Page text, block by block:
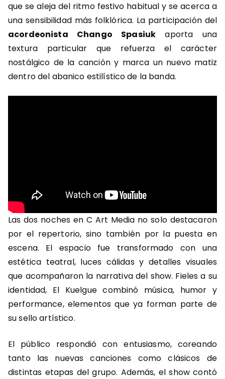
que se aleja del ritmo festivo habitual y se acerca a
una sensibilidad más folklórica. La participación del
acordeonista Chango Spasiuk aporta una
textura particular que refuerza el carácter
nostálgico de la canción y marca un nuevo matiz
dentro del abanico estilístico de la banda.
Las dos noches en C Art Media no solo destacaron
por el repertorio, sino también por la puesta en
escena. El espacio fue transformado con una
estética teatral, luces cálidas y detalles visuales
que acompañaron la narrativa del show. Fieles a su
identidad, El Kuelgue combinó música, humor y
performance, elementos que ya forman parte de
su sello artístico.
El público respondió con entusiasmo, coreando
tanto las nuevas canciones como clásicos de
distintas etapas del grupo. Además, el show contó